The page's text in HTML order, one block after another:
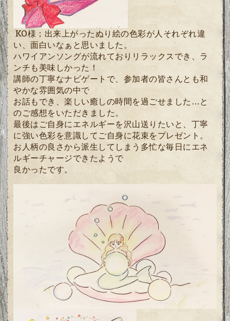
KO様； 出来上がったぬり絵の色彩が人それぞれ違
い、面白いなぁと思いました。
ハワイアンソングが流れておりリラックスでき、ラ
ンチも美味しかった！
講師の丁寧なナビゲートで、参加者の皆さんとも和
やかな雰囲気の中で
お話もでき、楽しい癒しの時間を過ごせました…と
のご感想をいただきました。
最後はご自身にエネルギーを沢山送りたいと、丁寧
に強い色彩を意識してご自身に花束をプレゼント。
お人柄の良さから派生してしまう多忙な毎日にエネ
ルギーチャージできたようで
良かったです。